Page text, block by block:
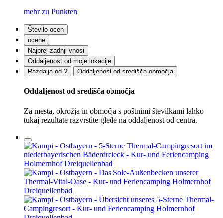
mehr zu Punkten
Število ocen
ocene
Najprej zadnji vnosi
Oddaljenost od moje lokacije
Razdalja od ?
Oddaljenost od središča območja
Oddaljenost od središča območja
Za mesta, okrožja in območja s poštnimi številkami lahko
tukaj rezultate razvrstite glede na oddaljenost od centra.